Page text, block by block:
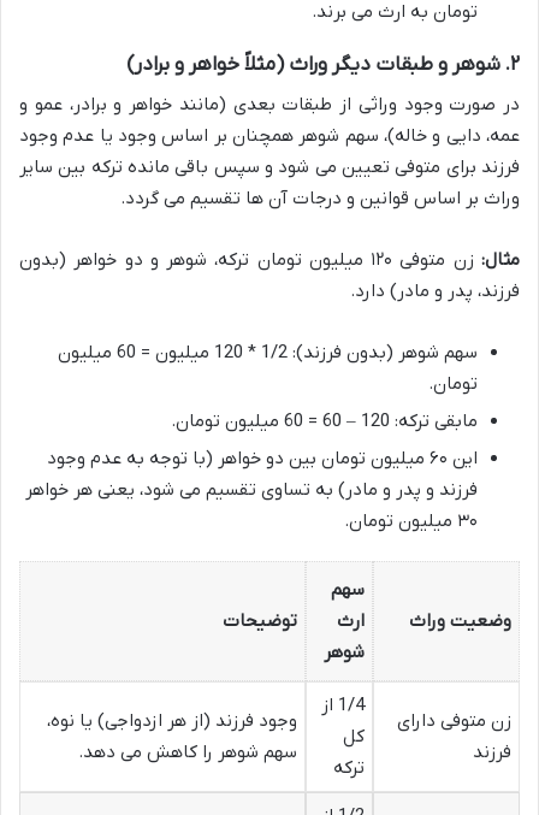
تومان به ارث می برند.
۲. شوهر و طبقات دیگر وراث (مثلاً خواهر و برادر)
در صورت وجود وراثی از طبقات بعدی (مانند خواهر و برادر، عمو و
عمه، دایی و خاله)، سهم شوهر همچنان بر اساس وجود یا عدم وجود
فرزند برای متوفی تعیین می شود و سپس باقی مانده ترکه بین سایر
وراث بر اساس قوانین و درجات آن ها تقسیم می گردد.
مثال:
زن متوفی ۱۲۰ میلیون تومان ترکه، شوهر و دو خواهر (بدون
فرزند، پدر و مادر) دارد.
سهم شوهر (بدون فرزند): 1/2 * 120 میلیون = 60 میلیون
تومان.
مابقی ترکه: 120 – 60 = 60 میلیون تومان.
این ۶۰ میلیون تومان بین دو خواهر (با توجه به عدم وجود
فرزند و پدر و مادر) به تساوی تقسیم می شود، یعنی هر خواهر
۳۰ میلیون تومان.
وضعیت وراث
سهم
ارث
شوهر
توضیحات
زن متوفی دارای
فرزند
1/4 از
کل
ترکه
وجود فرزند (از هر ازدواجی) یا نوه،
سهم شوهر را کاهش می دهد.